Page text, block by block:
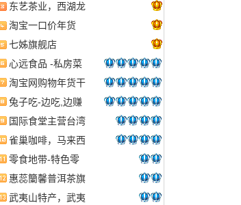
东艺茶业，西湖龙
井，铁观音等专业
批发十大名茶、茶
叶！东艺茶叶
淘宝一口价年货
实心眼干果店
七姊旗舰店
心远食品 -私房菜
零食专家
淘宝网购物年货干
果五皇冠美食
兔子吃-边吃,边赚
钱,古法红糖,土鸡
蛋,百花土蜂蜜,水
果,咖啡普洱茶
国际食堂主营台湾
进口食品 台湾特
产美食 厦门特产
等
雀巢咖啡，马来西
亚咖啡，越南咖啡
零食地带-特色零
食总汇（更多美
味、更多健康）
惠蕊籣馨普洱茶旗
舰店
武夷山特产，武夷